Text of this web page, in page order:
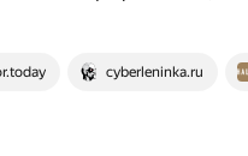
cyberleninka.ru